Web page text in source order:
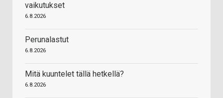
vaikutukset
6.8.2026
Perunalastut
6.8.2026
Mitä kuuntelet tällä hetkellä?
6.8.2026